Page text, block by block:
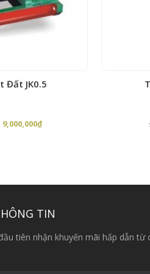
Đất JK0.5
Giá
9,000,000₫Giá
TIN
tiên nhận khuyến mãi hấp dẫn từ